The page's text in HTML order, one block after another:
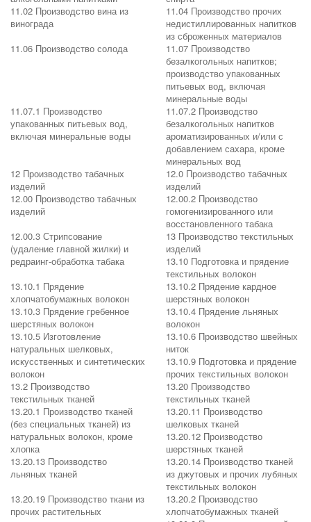
11.02 Производство вина из
винограда
11.04 Производство прочих
недистиллированных напитков
из сброженных материалов
11.06 Производство солода
11.07 Производство
безалкогольных напитков;
производство упакованных
питьевых вод, включая
минеральные воды
11.07.1 Производство
упакованных питьевых вод,
включая минеральные воды
11.07.2 Производство
безалкогольных напитков
ароматизированных и/или с
добавлением сахара, кроме
минеральных вод
12 Производство табачных
изделий
12.0 Производство табачных
изделий
12.00 Производство табачных
изделий
12.00.2 Производство
гомогенизированного или
восстановленного табака
12.00.3 Стрипсование
(удаление главной жилки) и
редраинг-обработка табака
13 Производство текстильных
изделий
13.10 Подготовка и прядение
текстильных волокон
13.10.1 Прядение
хлопчатобумажных волокон
13.10.2 Прядение кардное
шерстяных волокон
13.10.3 Прядение гребенное
шерстяных волокон
13.10.4 Прядение льняных
волокон
13.10.5 Изготовление
натуральных шелковых,
искусственных и синтетических
волокон
13.10.6 Производство швейных
ниток
13.10.9 Подготовка и прядение
прочих текстильных волокон
13.2 Производство
текстильных тканей
13.20 Производство
текстильных тканей
13.20.1 Производство тканей
(без специальных тканей) из
натуральных волокон, кроме
хлопка
13.20.11 Производство
шелковых тканей
13.20.12 Производство
шерстяных тканей
13.20.13 Производство
льняных тканей
13.20.14 Производство тканей
из джутовых и прочих лубяных
текстильных волокон
13.20.19 Производство ткани из
прочих растительных
13.20.2 Производство
хлопчатобумажных тканей